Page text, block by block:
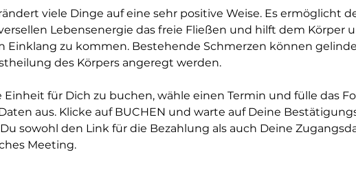
. viele Dinge auf eine sehr positive Weise. Es ermöglicht
Lebensenergie das freie Fließen und hilft dem Körper
Einklang zu kommen. Bestehende Schmerzen können
des Körpers angeregt werden.
Einheit für Dich zu buchen, wähle einen Termin und fülle das
aus. Klicke auf BUCHEN und warte auf Deine
sowohl den Link für die Bezahlung als auch Deine
Meeting.